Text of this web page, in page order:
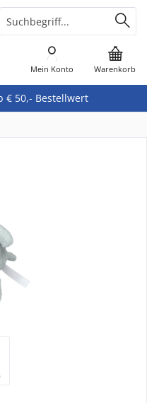
€ 50,- Bestellwert
Warenkorb
Mein Konto